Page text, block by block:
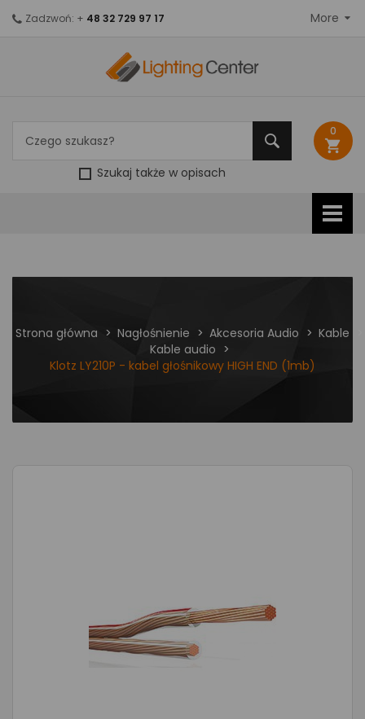
Szukaj także w opisach
0
shopping_cart
Zadzwoń: + 48 32 729 97 17 More
Strona główna Nagłośnienie Akcesoria Audio
Kable
Kable audio
Klotz LY210P - kabel głośnikowy HIGH END (1mb)